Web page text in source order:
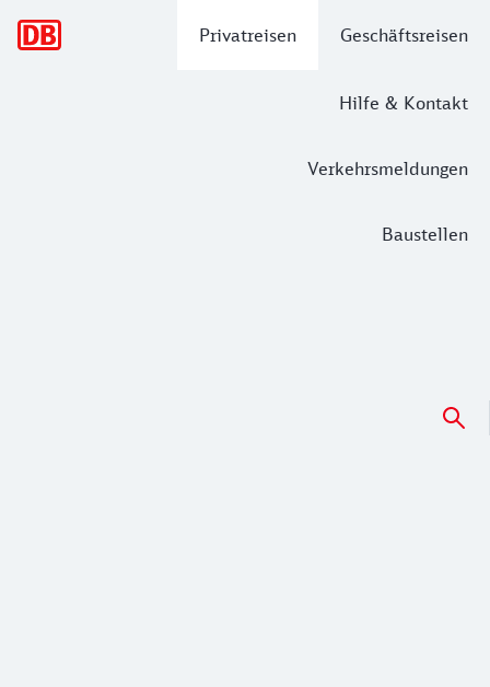
Privatreisen Geschäftsreisen
Hilfe & Kontakt
Verkehrsmeldungen
Baustellen